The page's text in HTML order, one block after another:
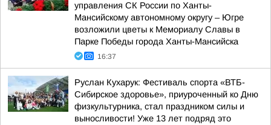
управления СК России по Ханты-
Мансийскому автономному округу – Югре
возложили цветы к Мемориалу Славы в
Парке Победы города Ханты-Мансийска
16:37
Руслан Кухарук: Фестиваль спорта «ВТБ-
Сибирское здоровье», приуроченный ко Дню
физкультурника, стал праздником силы и
выносливости! Уже 13 лет подряд это